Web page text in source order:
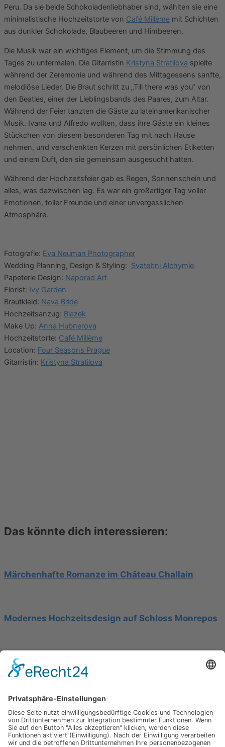
Peru. Da sie beide Schokoladenliebhaber sind, wählten sie eine
minimalistische Hochzeitstorte von Café Millème mit Schichten
aus dunkler Schokolade, Blaubeeren und Himbeeren.
Die Musik war ein wichtiges Element, um die Stimmung des
Tages zu untermalen. Die Gitarristin Kristyna Stratilova spielte
während der Zeremonie und während des Mittagessens sanfte,
melodiöse Lieder. Die Braut schritt zu „Till there was you“ von
den Beatles, einer der Lieblingsbands des Paares, zum Altar.
Während der Feier tanzten die Gäste zu lateinamerikanischer
Musik. Ivana und Alfredo wollten, dass ihre Gäste ein kleines
Stückchen von diesem besonderen Tag mit nach Hause
nehmen, und verschenkten Kerzen mit persönlichen Etiketten
und einem Duft, den sie gemeinsam ausgesucht hatten.
Während der Hochzeitsfeier gab es Regen, Sonnenschein und
alles, was dazwischen lag. Es war ein großartiger Tag voller
Emotionen, toller Freunde und einer unvergesslichen
Atmosphäre.
Fotografie: Eva Neuman Photographer
Wedding Planning, Design & Styling: Svatebni Alchymie
Papeterie Design: Naporad Art
Florist: Ivy Garden
Brautkleid: Nava Bride
Hochzeitsanzug: Blazek
Make Up: Anna Hubnerova
Hochzeitstorte: Café Millème
Location: Four Seasons Prague
Gitarristin: Kristyna Stratilova
Das könnte dich interessieren:
Märchenhafte Romanze im Château Challain
Modernes Hochzeitsdesign auf Schloss Monrepos
Hochzeit am Gardasee auf einer Segelyacht
Impressum
Werbung
About